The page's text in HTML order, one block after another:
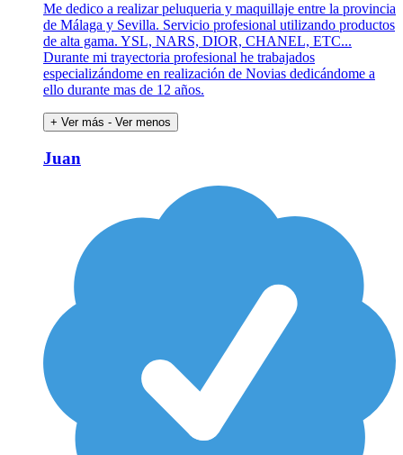
Me dedico a realizar peluqueria y maquillaje entre la provincia
de Málaga y Sevilla. Servicio profesional utilizando productos
de alta gama. YSL, NARS, DIOR, CHANEL, ETC...
Durante mi trayectoria profesional he trabajados
especializándome en realización de Novias dedicándome a
ello durante mas de 12 años.
+ Ver más - Ver menos
Juan